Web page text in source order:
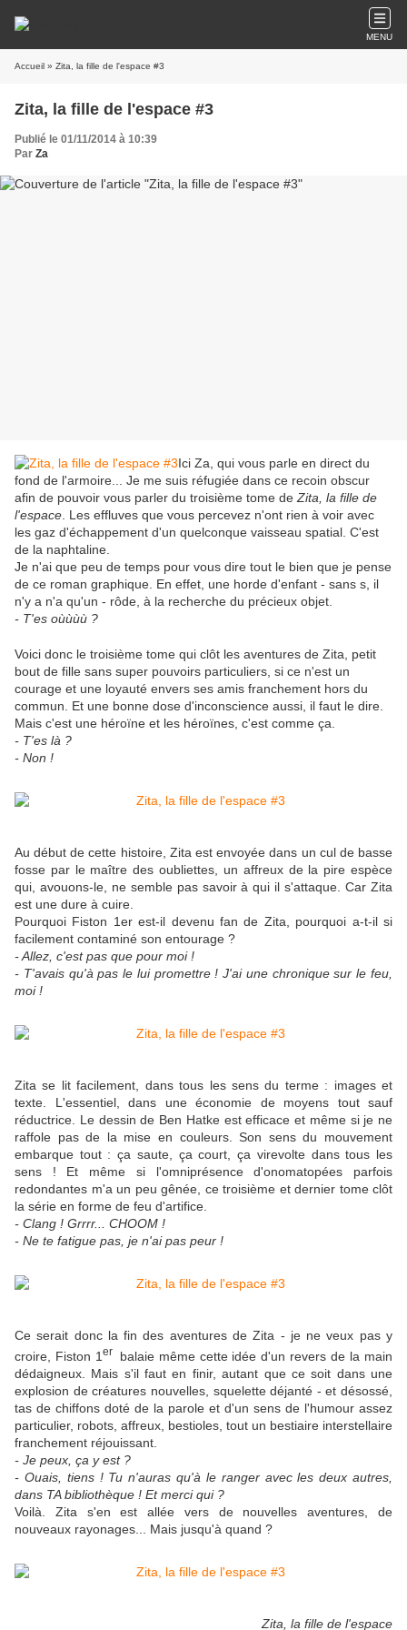
MENU
Accueil » Zita, la fille de l'espace #3
Zita, la fille de l'espace #3
Publié le 01/11/2014 à 10:39
Par Za
Ici Za, qui vous parle en direct du
fond de l'armoire... Je me suis réfugiée dans ce recoin obscur
afin de pouvoir vous parler du troisième tome de Zita, la fille de
l'espace . Les effluves que vous percevez n'ont rien à voir avec
les gaz d'échappement d'un quelconque vaisseau spatial. C'est
de la naphtaline.
Je n'ai que peu de temps pour vous dire tout le bien que je pense
de ce roman graphique. En effet, une horde d'enfant - sans s, il
n'y a n'a qu'un - rôde, à la recherche du précieux objet.
- T'es oùùùù ?
Voici donc le troisième tome qui clôt les aventures de Zita, petit
bout de fille sans super pouvoirs particuliers, si ce n'est un
courage et une loyauté envers ses amis franchement hors du
commun. Et une bonne dose d'inconscience aussi, il faut le dire.
Mais c'est une héroïne et les héroïnes, c'est comme ça.
- T'es là ?
- Non !
Au début de cette histoire, Zita est envoyée dans un cul de basse
fosse par le maître des oubliettes, un affreux de la pire espèce
qui, avouons-le, ne semble pas savoir à qui il s'attaque. Car Zita
est une dure à cuire.
Pourquoi Fiston 1er est-il devenu fan de Zita, pourquoi a-t-il si
facilement contaminé son entourage ?
- Allez, c'est pas que pour moi !
- T'avais qu'à pas le lui promettre ! J'ai une chronique sur le feu,
moi !
Zita se lit facilement, dans tous les sens du terme : images et
texte. L'essentiel, dans une économie de moyens tout sauf
réductrice. Le dessin de Ben Hatke est efficace et même si je ne
raffole pas de la mise en couleurs. Son sens du mouvement
embarque tout : ça saute, ça court, ça virevolte dans tous les
sens ! Et même si l'omniprésence d'onomatopées parfois
redondantes m'a un peu gênée, ce troisième et dernier tome clôt
la série en forme de feu d'artifice.
- Clang ! Grrrr... CHOOM !
- Ne te fatigue pas, je n'ai pas peur !
Ce serait donc la fin des aventures de Zita - je ne veux pas y
croire, Fiston 1 er
balaie même cette idée d'un revers de la main
dédaigneux. Mais s'il faut en finir, autant que ce soit dans une
explosion de créatures nouvelles, squelette déjanté - et désossé,
tas de chiffons doté de la parole et d'un sens de l'humour assez
particulier, robots, affreux, bestioles, tout un bestiaire interstellaire
franchement réjouissant.
- Je peux, ça y est ?
- Ouais, tiens ! Tu n'auras qu'à le ranger avec les deux autres,
dans TA bibliothèque ! Et merci qui ?
Voilà. Zita s'en est allée vers de nouvelles aventures, de
nouveaux rayonages... Mais jusqu'à quand ?
Zita, la fille de l'espace